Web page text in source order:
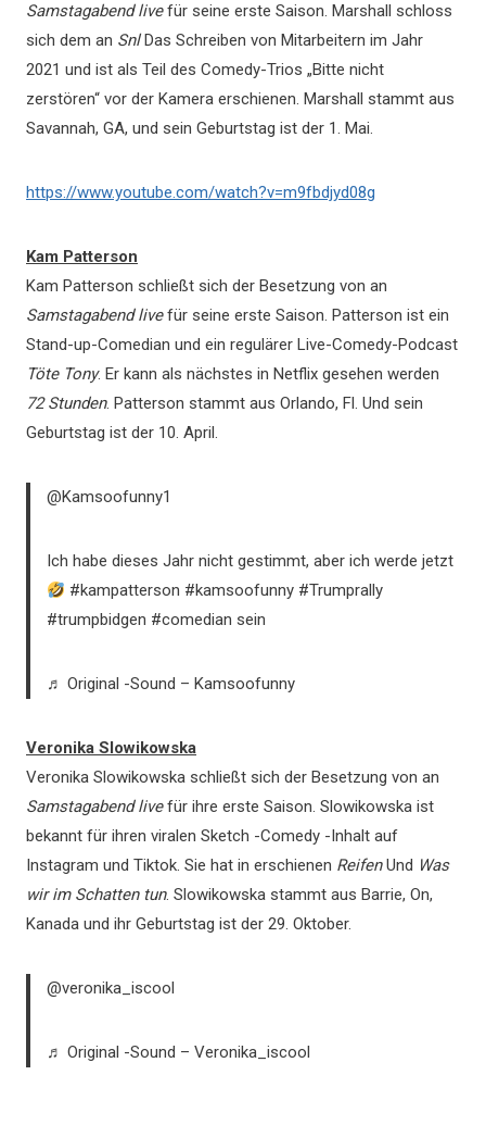
Samstagabend livefür seine erste Saison. Marshall schloss
sich dem an SnlDas Schreiben von Mitarbeitern im Jahr
2021 und ist als Teil des Comedy-Trios „Bitte nicht
zerstören“ vor der Kamera erschienen. Marshall stammt aus
Savannah, GA, und sein Geburtstag ist der 1. Mai.
https://www.youtube.com/watch?v=m9fbdjyd08g
Kam Patterson
Kam Patterson schließt sich der Besetzung von an
Samstagabend livefür seine erste Saison. Patterson ist ein
Stand-up-Comedian und ein regulärer Live-Comedy-Podcast
Töte Tony. Er kann als nächstes in Netflix gesehen werden
72 Stunden. Patterson stammt aus Orlando, Fl. Und sein
Geburtstag ist der 10. April.
@Kamsoofunny1
Ich habe dieses Jahr nicht gestimmt, aber ich werde jetzt
#kampatterson #kamsoofunny #Trumprally
#trumpbidgen #comedian sein
♬ Original -Sound – Kamsoofunny
Veronika Slowikowska
Veronika Slowikowska schließt sich der Besetzung von an
Samstagabend livefür ihre erste Saison. Slowikowska ist
bekannt für ihren viralen Sketch -Comedy -Inhalt auf
Instagram und Tiktok. Sie hat in erschienen ReifenUnd Was
wir im Schatten tun. Slowikowska stammt aus Barrie, On,
Kanada und ihr Geburtstag ist der 29. Oktober.
@veronika_iscool
♬ Original -Sound – Veronika_iscool